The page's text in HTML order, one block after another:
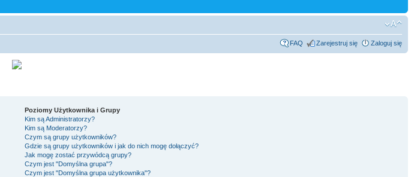
FAQ Zarejestruj się Zaloguj się
Poziomy Użytkownika i Grupy
Kim są Administratorzy?
Kim są Moderatorzy?
Czym są grupy użytkowników?
Gdzie są grupy użytkowników i jak do nich mogę dołączyć?
Jak mogę zostać przywódcą grupy?
Czym jest "Domyślna grupa"?
Czym jest "Domyślna grupa użytkownika"?